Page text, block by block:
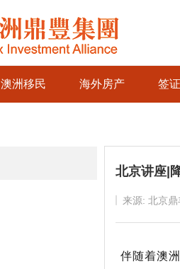
澳洲移民 海外房产 签
北京讲座|
来源: 北京
伴随着澳